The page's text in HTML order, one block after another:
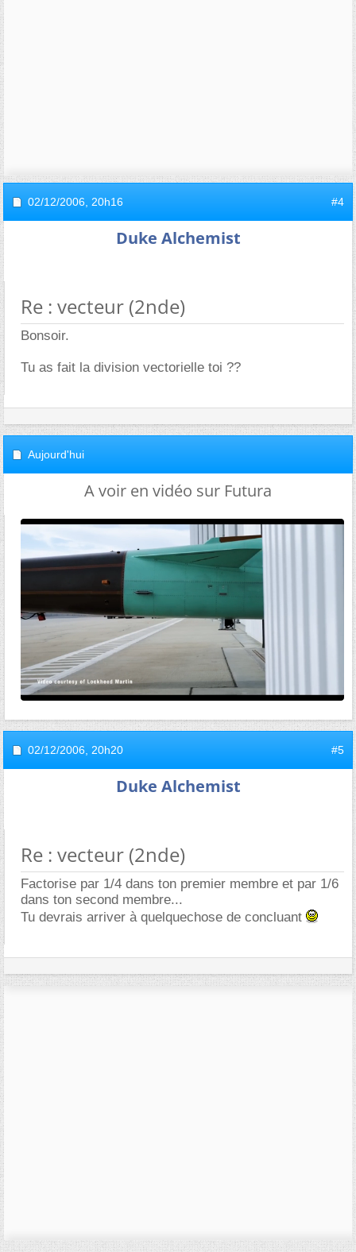
02/12/2006, 20h16 #4
Duke Alchemist
Re : vecteur (2nde)
Bonsoir.
Tu as fait la division vectorielle toi ??
Aujourd'hui
A voir en vidéo sur Futura
02/12/2006, 20h20 #5
Duke Alchemist
Re : vecteur (2nde)
Factorise par 1/4 dans ton premier membre et par 1/6
dans ton second membre...
Tu devrais arriver à quelquechose de concluant